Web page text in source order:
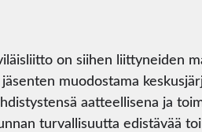
on siihen liittyneiden
muodostama
aatteellisena ja
turvallisuutta edistävää